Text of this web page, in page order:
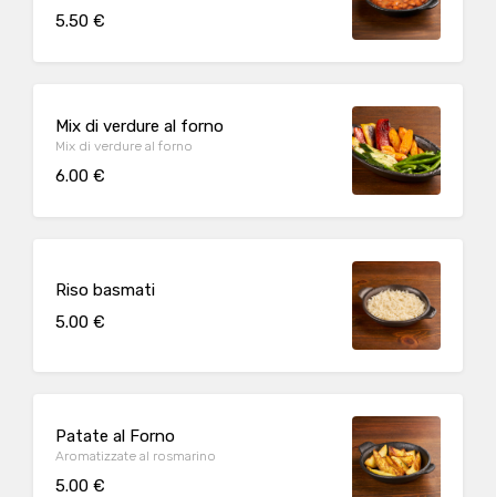
5.50 €
Mix di verdure al forno
Mix di verdure al forno
6.00 €
Riso basmati
5.00 €
Patate al Forno
Aromatizzate al rosmarino
5.00 €